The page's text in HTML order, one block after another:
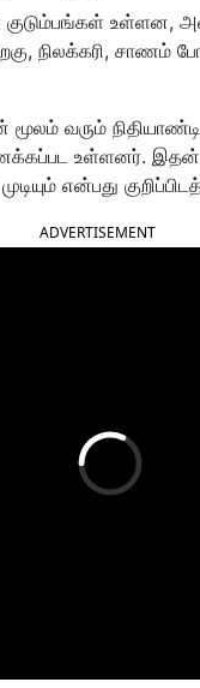
உள்ளன,
நிலக்கரி,
வரும்
உள்ளனர். இதன்
என்பது
ADVERTISEMENT